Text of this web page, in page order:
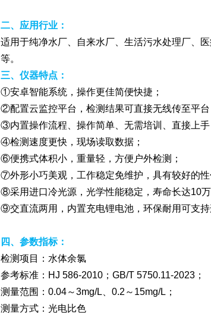
二、应用行业：
适用于纯净水厂、自来水厂、生活污水处理厂、
等。
三、仪器特点：
①安卓智能系统，操作更佳简便快捷；
②配置云监控平台，检测结果可直接无线传至平
③内置操作流程、操作简单、无需培训、直接上手
④检测速度更快，现场读取数据；
⑥便携式体积小，重量轻，方便户外检测；
⑦外形小巧美观，工作稳定免维护，具有较好的性
⑧采用进口冷光源，光学性能稳定，寿命长达10万
⑨交直流两用，内置充电锂电池，环保耐用可支持
四、参数指标：
检测项目：水体余氯
参考标准：HJ 586-2010；GB/T 5750.11-2023；
测量范围：0.04～3mg/L、0.2～15mg/L；
测量方式：光电比色